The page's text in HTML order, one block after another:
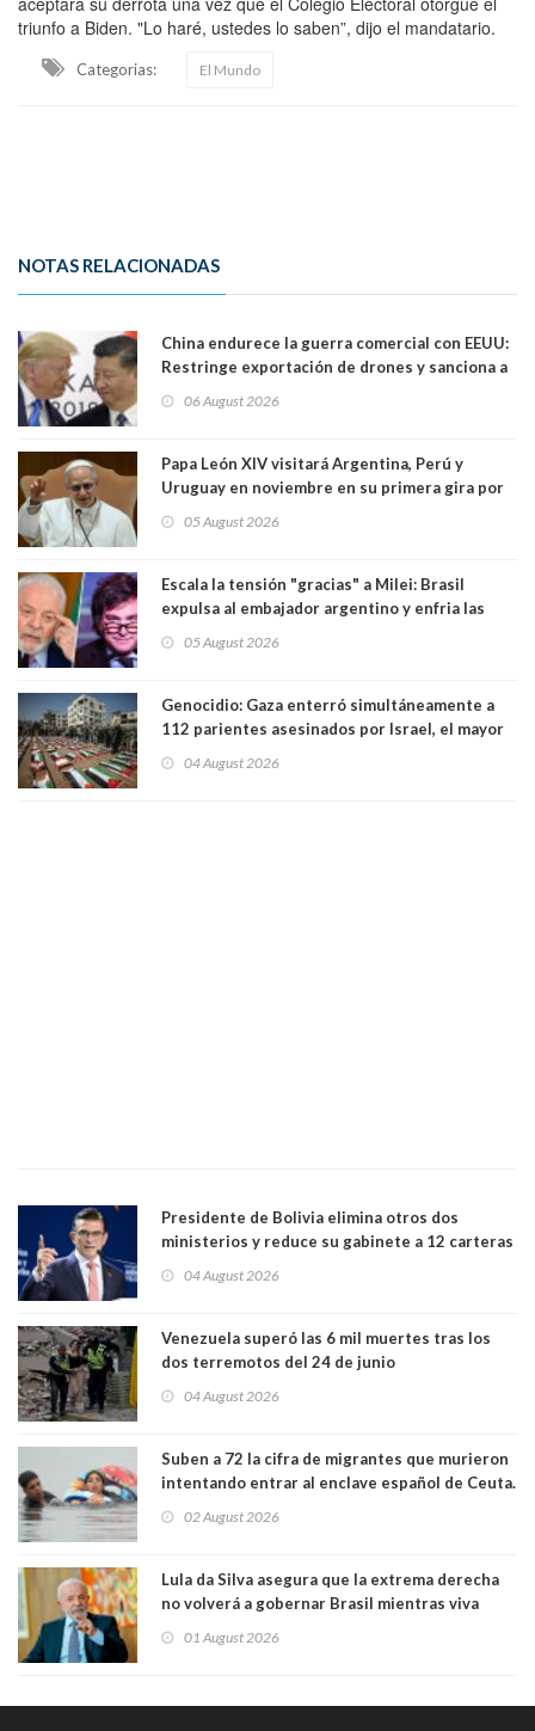
triunfo a Biden. "Lo haré, ustedes lo saben”, dijo el mandatario.
Categorias: El Mundo
NOTAS RELACIONADAS
China endurece la guerra comercial con EEUU:
Restringe exportación de drones y sanciona a
06 August 2026
Papa León XIV visitará Argentina, Perú y
Uruguay en noviembre en su primera gira por
05 August 2026
Escala la tensión "gracias" a Milei: Brasil
expulsa al embajador argentino y enfria las
trasandino
05 August 2026
Genocidio: Gaza enterró simultáneamente a
112 parientes asesinados por Israel, el mayor
muertos figuran 44 niños y nueve ancianos
04 August 2026
Presidente de Bolivia elimina otros dos
ministerios y reduce su gabinete a 12 carteras
04 August 2026
Venezuela superó las 6 mil muertes tras los
dos terremotos del 24 de junio
04 August 2026
Suben a 72 la cifra de migrantes que murieron
intentando entrar al enclave español de Ceuta.
02 August 2026
Lula da Silva asegura que la extrema derecha
no volverá a gobernar Brasil mientras viva
01 August 2026